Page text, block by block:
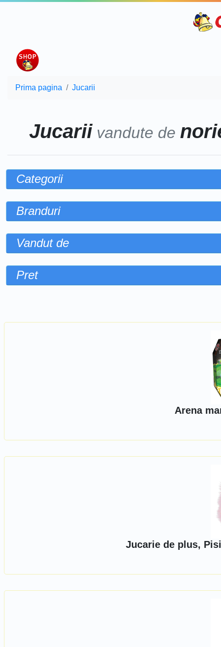
Prima pagina Jucarii
Jucariivandute de
Categorii
Branduri
Vandut de
Pret
Arena
Jucarie de plus,